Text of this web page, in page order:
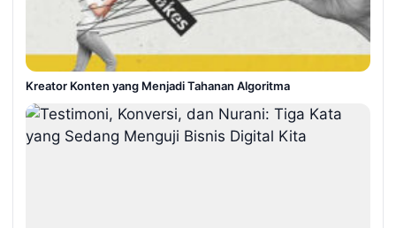
Kreator Konten yang Menjadi Tahanan Algoritma